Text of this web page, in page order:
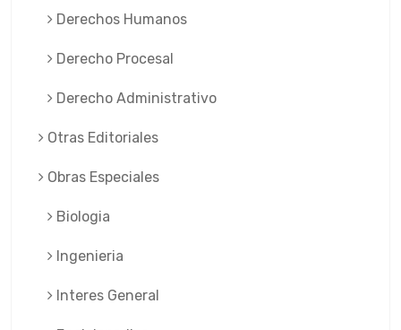
Derechos Humanos
Derecho Procesal
Derecho Administrativo
Otras Editoriales
Obras Especiales
Biologia
Ingenieria
Interes General